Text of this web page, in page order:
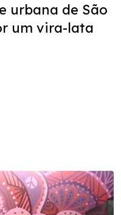
urbana de São
um vira-lata